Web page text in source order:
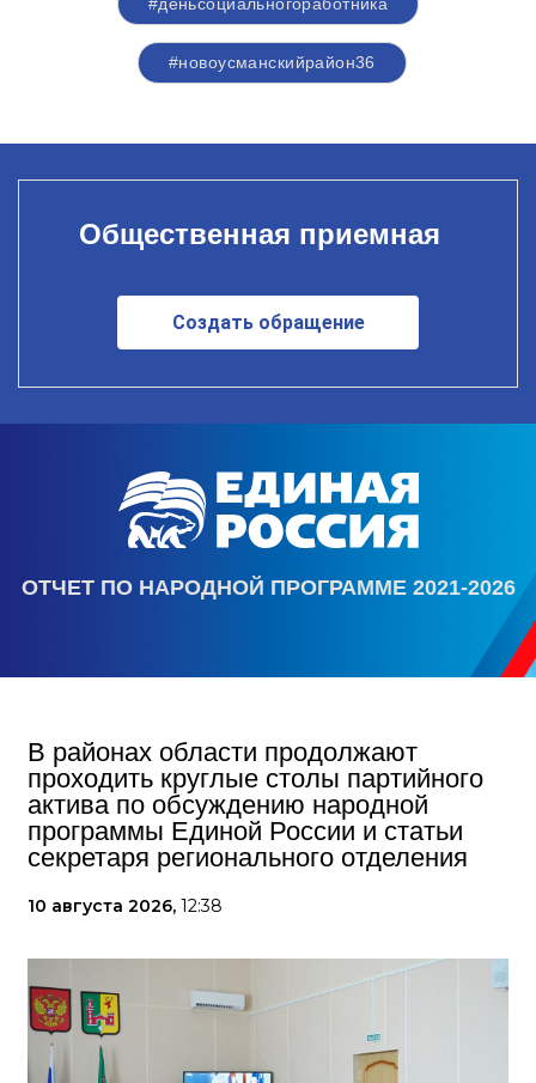
#новоусманскийрайон36
Общественная приемная
Создать обращение
ОТЧЕТ ПО НАРОДНОЙ ПРОГРАММЕ 2021-2026
В районах области продолжают
проходить круглые столы партийного
актива по обсуждению народной
программы Единой России и статьи
секретаря регионального отделения
10 августа 2026, 12:38